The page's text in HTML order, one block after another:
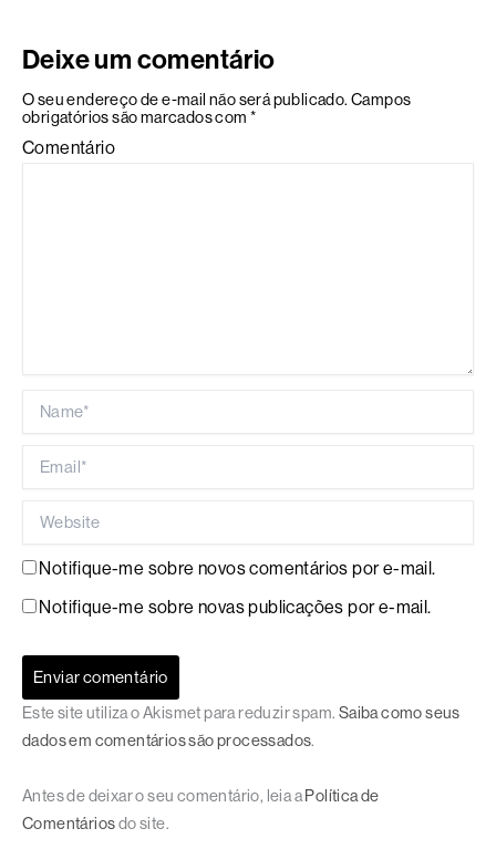
Deixe um comentário
O seu endereço de e-mail não será publicado. Campos
obrigatórios são marcados com *
Comentário
Notifique-me sobre novos comentários por e-mail.
Notifique-me sobre novas publicações por e-mail.
Este site utiliza o Akismet para reduzir spam. Saiba como seus
dados em comentários são processados.
Antes de deixar o seu comentário, leia aPolítica de
Comentáriosdo site.